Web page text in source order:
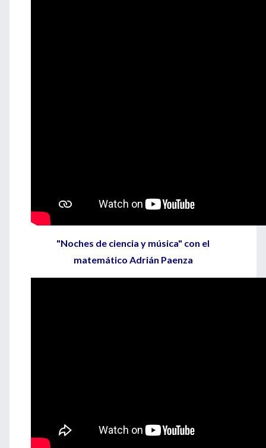
"Noches de ciencia y música" con el
matemático Adrián Paenza